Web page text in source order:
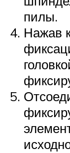
пилы.
Нажав